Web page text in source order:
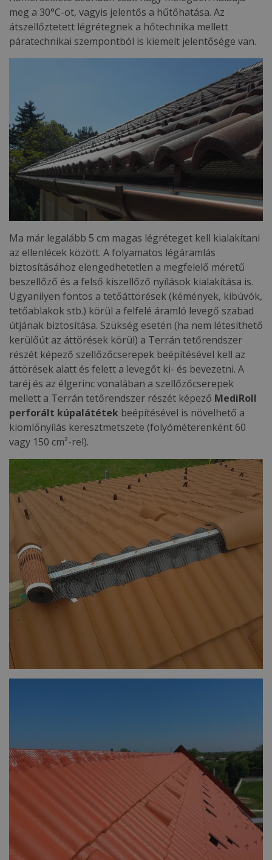
meg a 30°C-ot, vagyis jelentős a hűtőhatása. Az
átszellőztetett légrétegnek a hőtechnika mellett
páratechnikai szempontból is kiemelt jelentősége van.
Ma már legalább 5 cm magas légréteget kell kialakítani
az ellenlécek között. A folyamatos légáramlás
biztosításához elengedhetetlen a megfelelő méretű
beszellőző és a felső kiszellőző nyílások kialakítása is.
Ugyanilyen fontos a tetőáttörések (kémények, kibúvók,
tetőablakok stb.) körül a felfelé áramló levegő szabad
útjának biztosítása. Szükség esetén (ha nem létesíthető
kerülőút az áttörések körül) a Terrán tetőrendszer
részét képező szellőzőcserepek beépítésével kell az
áttörések alatt és felett a levegőt ki- és bevezetni. A
taréj és az élgerinc vonalában a szellőzőcserepek
mellett a Terrán tetőrendszer részét képező MediRoll
perforált kúpalátétek beépítésével is növelhető a
kiömlőnyílás keresztmetszete (folyóméterenként 60
vagy 150 cm²-rel).